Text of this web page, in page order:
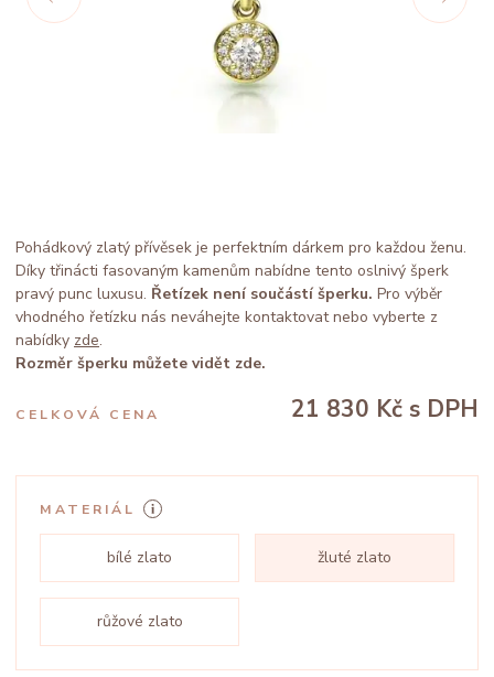
Pohádkový zlatý přívěsek je perfektním dárkem pro každou ženu.
Díky třinácti fasovaným kamenům nabídne tento oslnivý šperk
pravý punc luxusu. Řetízek není součástí šperku. Pro výběr
vhodného řetízku nás neváhejte kontaktovat nebo vyberte z
nabídky zde.
Rozměr šperku můžete vidět zde.
CELKOVÁ CENA 21 830 Kč s DPH
MATERIÁL
bílé zlato žluté zlato
růžové zlato